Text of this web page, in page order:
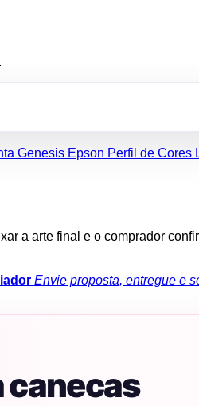
Genesis Epson Perfil de Cores
a arte final e o comprador
Envie proposta, entregue e
canecas